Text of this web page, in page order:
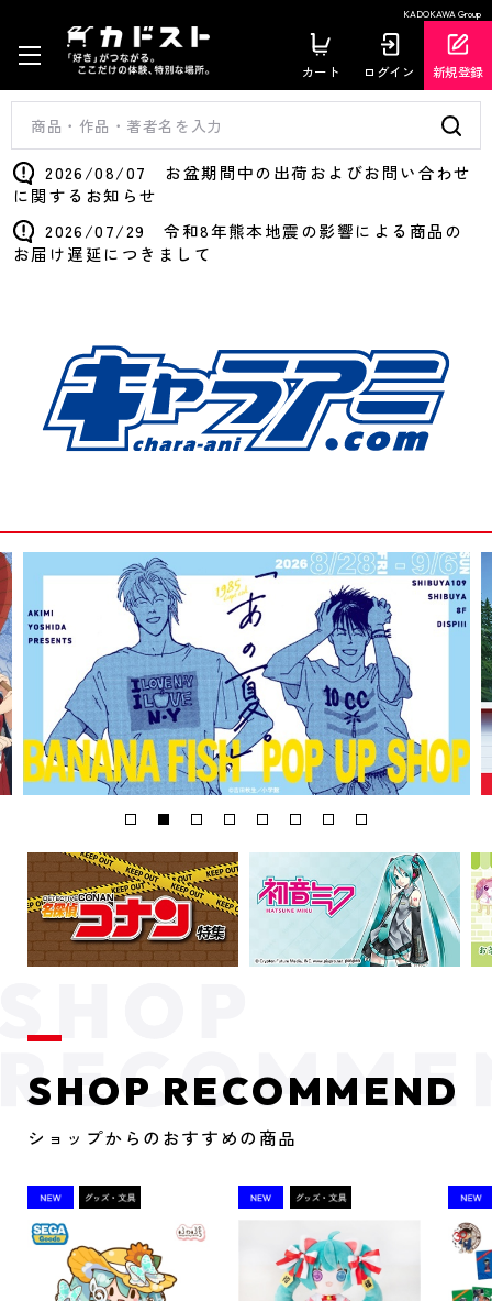
KADOKAWA Group
カート ログイン 新規登録
2026/08/07 お盆期間中の出荷およびお問い合わせ
に関するお知らせ
2026/07/29 令和8年熊本地震の影響による商品の
お届け遅延につきまして
SHOP RECOMMEND
ショップからのおすすめの商品